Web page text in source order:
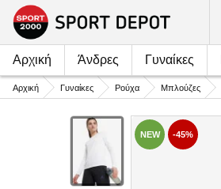
Αρχική Άνδρες Γυναίκες
Αρχική Γυναίκες Ρούχα Μπλούζες
NEW -45%